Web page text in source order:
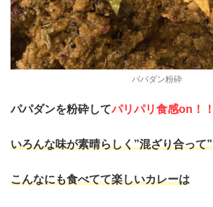
パパダン粉砕
パパダンを粉砕してパリパリ食感on！！
いろんな味が素晴らしく”混ざり合って”
こんなにも食べてて楽しいカレーは